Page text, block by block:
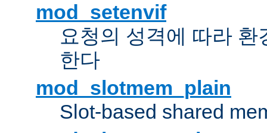
mod_setenvif
요청의 성격에 따라
한다
mod_slotmem_plain
Slot-based shared